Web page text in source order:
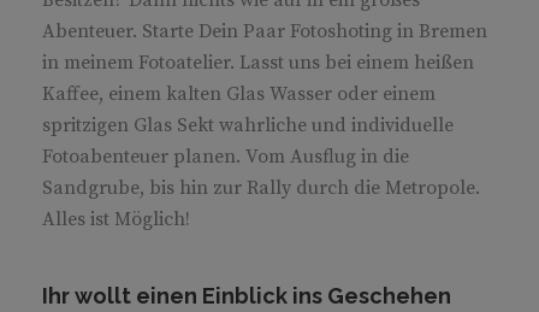
Abenteuer. Starte Dein Paar Fotoshoting in Bremen
in meinem Fotoatelier. Lasst uns bei einem heißen
Kaffee, einem kalten Glas Wasser oder einem
spritzigen Glas Sekt wahrliche und individuelle
Fotoabenteuer planen. Vom Ausflug in die
Sandgrube, bis hin zur Rally durch die Metropole.
Alles ist Möglich!
Ihr wollt einen Einblick ins Geschehen